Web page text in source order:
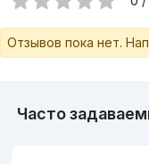
Отзывов пока нет.
Часто